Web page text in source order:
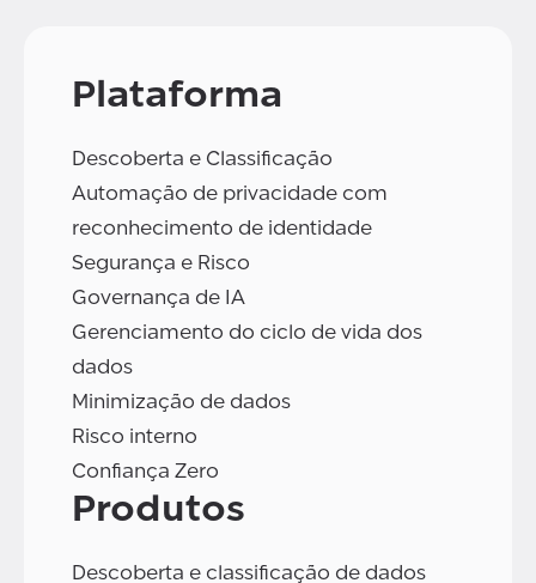
Plataforma
Descoberta e Classificação
Automação de privacidade com
reconhecimento de identidade
Segurança e Risco
Governança de IA
Gerenciamento do ciclo de vida dos
dados
Minimização de dados
Risco interno
Confiança Zero
Produtos
Descoberta e classificação de dados